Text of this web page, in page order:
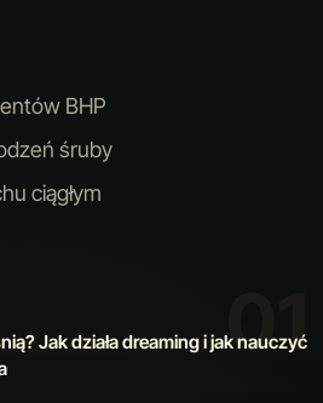
BHP
śruby
ciągłym
02
swojej ceny: jak zbudowaliśmy
siebie